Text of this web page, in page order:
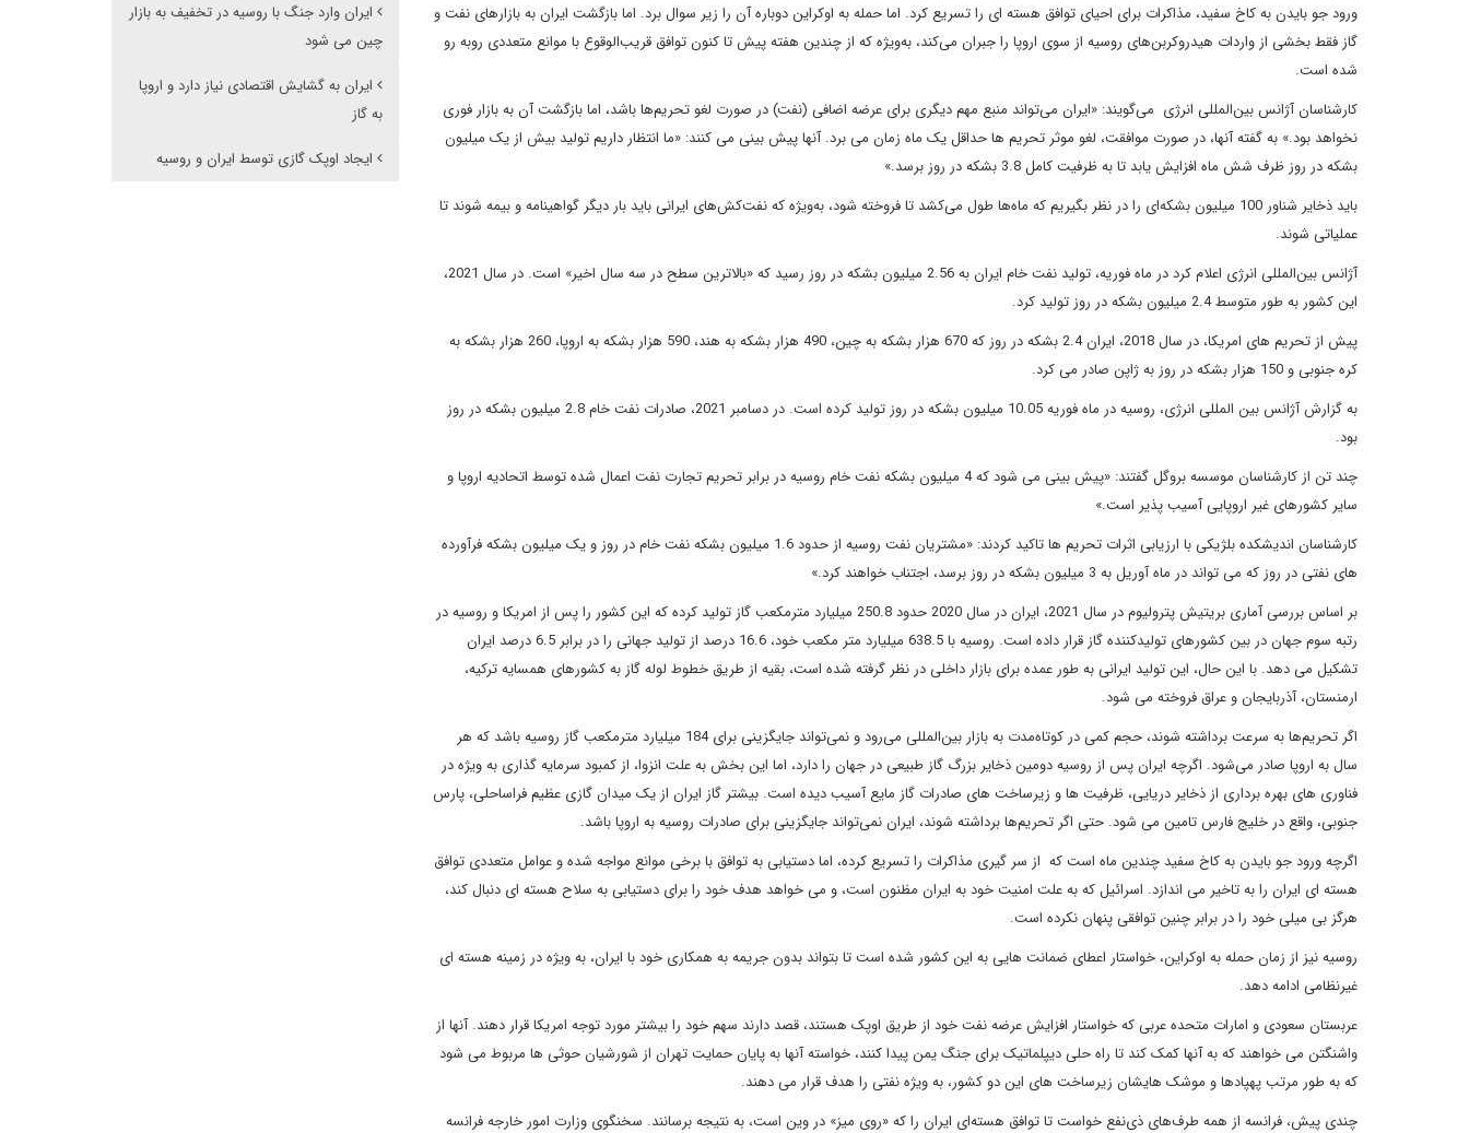
ورود جو بایدن به کاخ سفید، مذاکرات برای احیای توافق هسته ای را تسریع کرد. اما حمله به اوکراین دوباره آن را زیر سوال برد. اما بازگشت ایران به بازارهای نفت و
گاز فقط بخشی از واردات هیدروکربن‌های روسیه از سوی اروپا را جبران می‌کند، به‌ویژه که از چندین هفته پیش تا کنون توافق قریب‌الوقوع با موانع متعددی روبه رو
شده است.
کارشناسان آژانس بین‌المللی انرژی می‌گویند: «ایران می‌تواند منبع مهم دیگری برای عرضه اضافی (نفت) در صورت لغو تحریم‌ها باشد، اما بازگشت آن به بازار فوری
نخواهد بود.» به گفته آنها، در صورت موافقت، لغو موثر تحریم ها حداقل یک ماه زمان می برد. آنها پیش بینی می کنند: «ما انتظار داریم تولید بیش از یک میلیون
بشکه در روز ظرف شش ماه افزایش یابد تا به ظرفیت کامل 3.8 بشکه در روز برسد.»
باید ذخایر شناور 100 میلیون بشکه‌ای را در نظر بگیریم که ماه‌ها طول می‌کشد تا فروخته شود، به‌ویژه که نفت‌کش‌های ایرانی باید بار دیگر گواهینامه و بیمه شوند تا
عملیاتی شوند.
آژانس بین‌المللی انرژی اعلام کرد در ماه فوریه، تولید نفت خام ایران به 2.56 میلیون بشکه در روز رسید که «بالاترین سطح در سه سال اخیر» است. در سال 2021،
این کشور به طور متوسط 2.4 میلیون بشکه در روز تولید کرد.
پیش از تحریم های امریکا، در سال 2018، ایران 2.4 بشکه در روز که 670 هزار بشکه به چین، 490 هزار بشکه به هند، 590 هزار بشکه به اروپا، 260 هزار بشکه به
کره جنوبی و 150 هزار بشکه در روز به ژاپن صادر می کرد.
به گزارش آژانس بین المللی انرژی، روسیه در ماه فوریه 10.05 میلیون بشکه در روز تولید کرده است. در دسامبر 2021، صادرات نفت خام 2.8 میلیون بشکه در روز
بود.
چند تن از کارشناسان موسسه بروگل گفتند: «پیش بینی می شود که 4 میلیون بشکه نفت خام روسیه در برابر تحریم تجارت نفت اعمال شده توسط اتحادیه اروپا و
سایر کشورهای غیر اروپایی آسیب پذیر است.»
کارشناسان اندیشکده بلژیکی با ارزیابی اثرات تحریم ها تاکید کردند: «مشتریان نفت روسیه از حدود 1.6 میلیون بشکه نفت خام در روز و یک میلیون بشکه فرآورده
های نفتی در روز که می تواند در ماه آوریل به 3 میلیون بشکه در روز برسد، اجتناب خواهند کرد.»
بر اساس بررسی آماری بریتیش پترولیوم در سال 2021، ایران در سال 2020 حدود 250.8 میلیارد مترمکعب گاز تولید کرده که این کشور را پس از امریکا و روسیه در
رتبه سوم جهان در بین کشورهای تولیدکننده گاز قرار داده است. روسیه با 638.5 میلیارد متر مکعب خود، 16.6 درصد از تولید جهانی را در برابر 6.5 درصد ایران
تشکیل می دهد. با این حال، این تولید ایرانی به طور عمده برای بازار داخلی در نظر گرفته شده است، بقیه از طریق خطوط لوله گاز به کشورهای همسایه ترکیه،
ارمنستان، آذربایجان و عراق فروخته می شود.
اگر تحریم‌ها به سرعت برداشته شوند، حجم کمی در کوتاه‌مدت به بازار بین‌المللی می‌رود و نمی‌تواند جایگزینی برای 184 میلیارد مترمکعب گاز روسیه باشد که هر
سال به اروپا صادر می‌شود. اگرچه ایران پس از روسیه دومین ذخایر بزرگ گاز طبیعی در جهان را دارد، اما این بخش به علت انزوا، از کمبود سرمایه گذاری به ویژه در
فناوری های بهره برداری از ذخایر دریایی، ظرفیت ها و زیرساخت های صادرات گاز مایع آسیب دیده است. بیشتر گاز ایران از یک میدان گازی عظیم فراساحلی، پارس
جنوبی، واقع در خلیج فارس تامین می شود. حتی اگر تحریم‌ها برداشته شوند، ایران نمی‌تواند جایگزینی برای صادرات روسیه به اروپا باشد.
اگرچه ورود جو بایدن به کاخ سفید چندین ماه است که از سر گیری مذاکرات را تسریع کرده، اما دستیابی به توافق با برخی موانع مواجه شده و عوامل متعددی توافق
هسته ای ایران را به تاخیر می اندازد. اسرائیل که به علت امنیت خود به ایران مظنون است، و می خواهد هدف خود را برای دستیابی به سلاح هسته ای دنبال کند،
هرگز بی میلی خود را در برابر چنین توافقی پنهان نکرده است.
روسیه نیز از زمان حمله به اوکراین، خواستار اعطای ضمانت هایی به این کشور شده است تا بتواند بدون جریمه به همکاری خود با ایران، به ویژه در زمینه هسته ای
غیرنظامی ادامه دهد.
عربستان سعودی و امارات متحده عربی که خواستار افزایش عرضه نفت خود از طریق اوپک هستند، قصد دارند سهم خود را بیشتر مورد توجه امریکا قرار دهند. آنها از
واشنگتن می خواهند که به آنها کمک کند تا راه حلی دیپلماتیک برای جنگ یمن پیدا کنند، خواسته آنها به پایان حمایت تهران از شورشیان حوثی ها مربوط می شود
که به طور مرتب پهپادها و موشک هایشان زیرساخت های این دو کشور، به ویژه نفتی را هدف قرار می دهند.
چندی پیش، فرانسه از همه طرف‌های ذی‌نفع خواست تا توافق هسته‌ای ایران را که «روی میز» در وین است، به نتیجه برسانند. سخنگوی وزارت امور خارجه فرانسه
ایران وارد جنگ با روسیه در تخفیف به بازار
چین می شود
ایران به گشایش اقتصادی نیاز دارد و اروپا
به گاز
ایجاد اوپک گازی توسط ایران و روسیه